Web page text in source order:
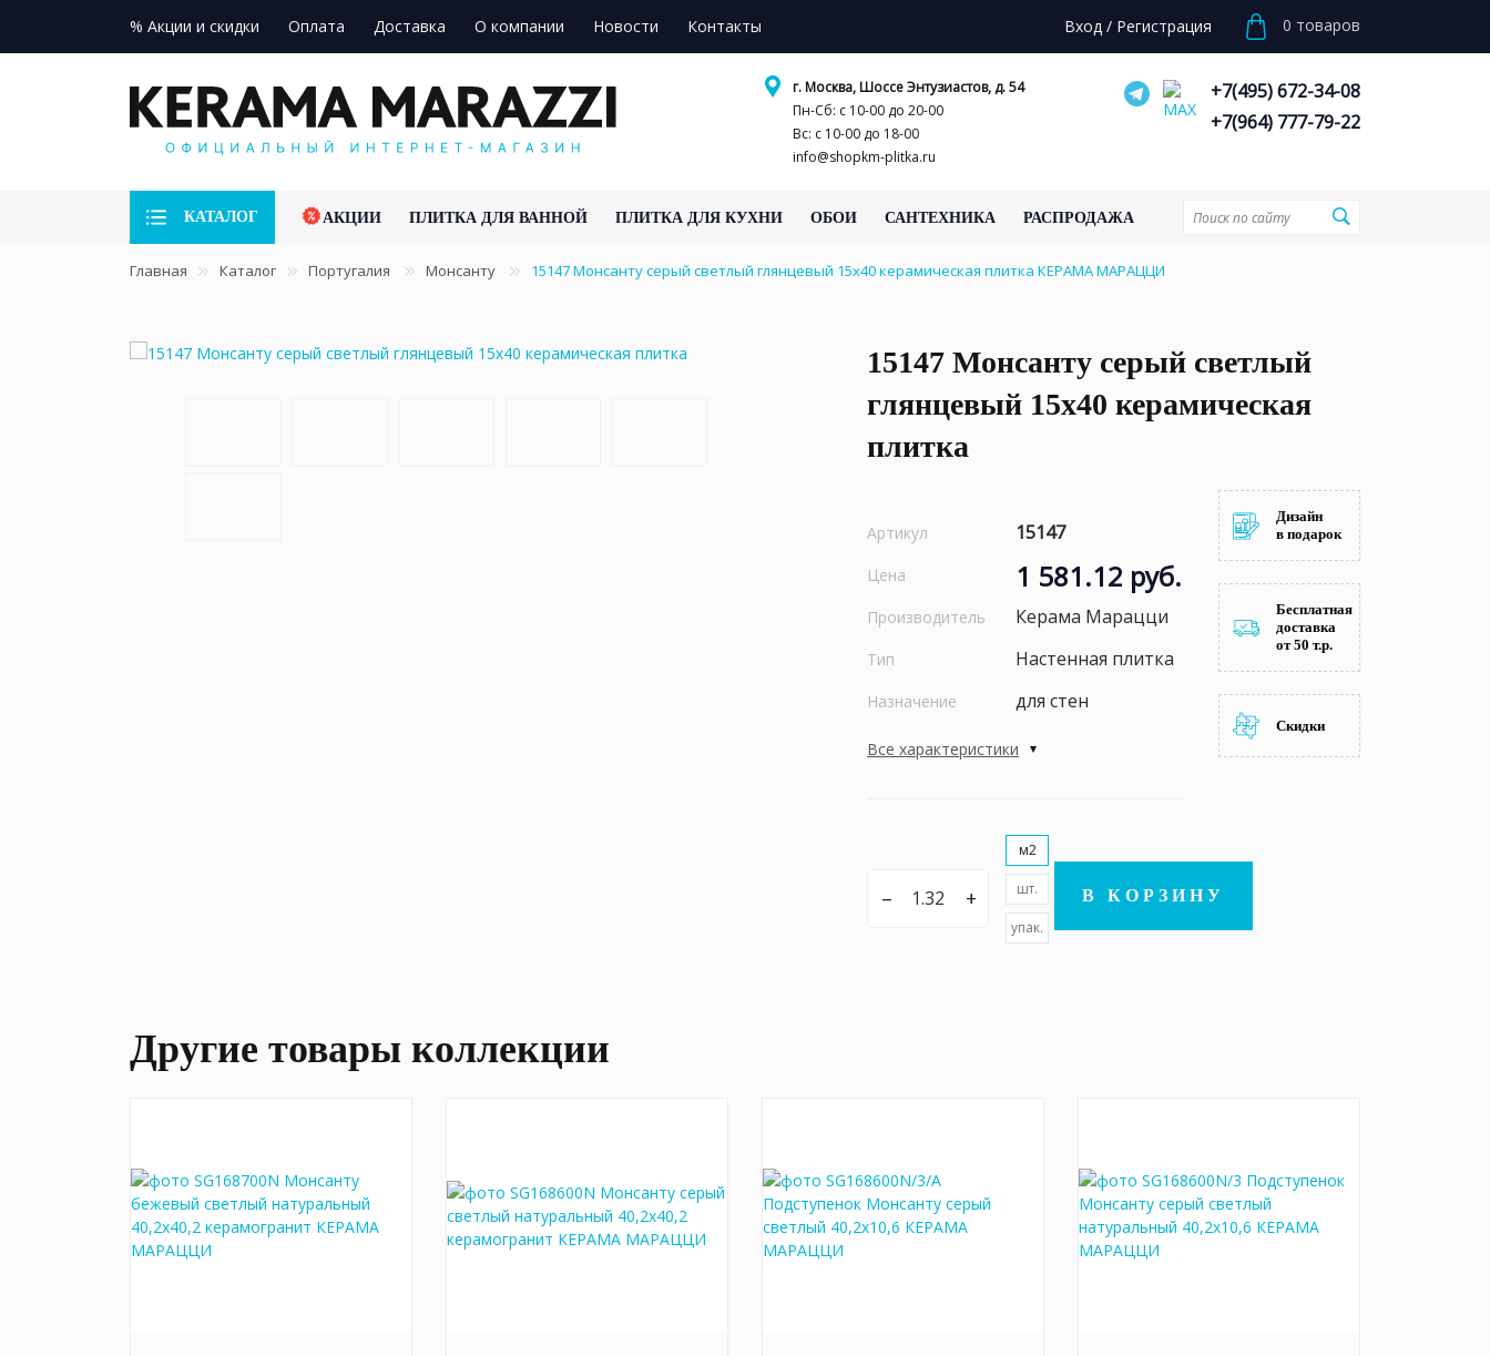
% Акции и скидки Оплата Доставка О компании Новости Контакты Вход / Регистрация 0 товаров
г. Москва, Шоссе Энтузиастов, д. 54
Пн-Сб: с 10-00 до 20-00
Вс: с 10-00 до 18-00
info@shopkm-plitka.ru
+7(495) 672-34-08
+7(964) 777-79-22
КАТАЛОГ АКЦИИ ПЛИТКА ДЛЯ ВАННОЙ ПЛИТКА ДЛЯ КУХНИ ОБОИ САНТЕХНИКА РАСПРОДАЖА
Главная Каталог Португалия Монсанту 15147 Монсанту серый светлый глянцевый 15х40 керамическая плитка КЕРАМА МАРАЦЦИ
15147 Монсанту серый светлый
глянцевый 15х40 керамическая
плитка
Артикул 15147
Цена 1 581.12 руб.
Производитель Керама Марацци
Тип Настенная плитка
Назначение для стен
Все характеристики
– +
м2
шт.
упак.
В КОРЗИНУ
Дизайн
в подарок
Бесплатная
доставка
от 50 т.р.
Скидки
Другие товары коллекции